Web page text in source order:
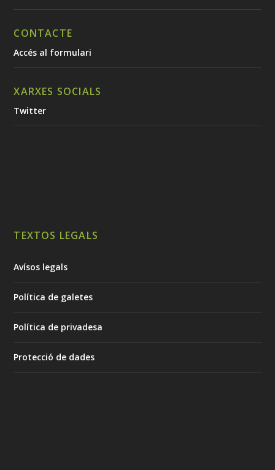
CONTACTE
Accés al formulari
XARXES SOCIALS
Twitter
TEXTOS LEGALS
Avísos legals
Política de galetes
Política de privadesa
Protecció de dades